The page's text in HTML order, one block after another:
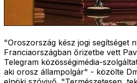
"Oroszország kész jogi segítséget
Franciaországban őrizetbe vett
Telegram közösségimédia-
aki orosz állampolgár" - közölte